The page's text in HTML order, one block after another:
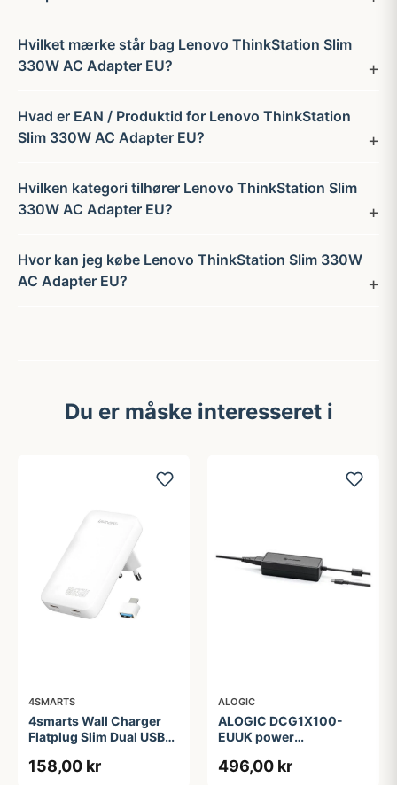
Hvilket mærke står bag Lenovo ThinkStation Slim
330W AC Adapter EU?
Hvad er EAN / Produktid for Lenovo ThinkStation
Slim 330W AC Adapter EU?
Hvilken kategori tilhører Lenovo ThinkStation Slim
330W AC Adapter EU?
Hvor kan jeg købe Lenovo ThinkStation Slim 330W
AC Adapter EU?
Du er måske interesseret i
4SMARTS
4smarts Wall Charger
Flatplug Slim Dual USB-
158,00 kr
ALOGIC
ALOGIC DCG1X100-
EUUK power
496,00 kr